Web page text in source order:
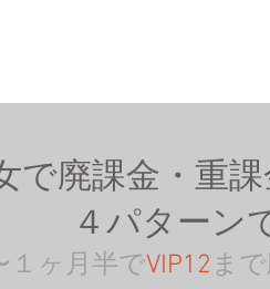
で廃課金・重
４パターン
１ヶ月半でVIP12 ま